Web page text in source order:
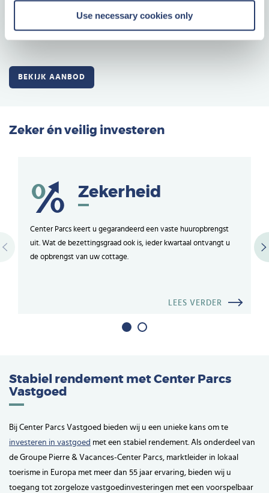
Use necessary cookies only
Beleggen in recreatief vastgoed bij Center Parcs Vastgoed betekent
kiezen voor zekerheid, eenvoud en een beleggingsvorm met plezier en
BEKIJK AANBOD
Zeker én veilig investeren
Zekerheid
Center Parcs keert u gegarandeerd een vaste huuropbrengst
uit. Wat de bezettingsgraad ook is, ieder kwartaal ontvangt u
de opbrengst van uw cottage.
LEES VERDER
Stabiel rendement met Center Parcs
Vastgoed
Bij Center Parcs Vastgoed bieden wij u een unieke kans om te
investeren in vastgoed met een stabiel rendement. Als onderdeel van
de Groupe Pierre & Vacances-Center Parcs, marktleider in lokaal
toerisme in Europa met meer dan 55 jaar ervaring, bieden wij u
toegang tot zorgeloze vastgoedinvesteringen met een voorspelbaar